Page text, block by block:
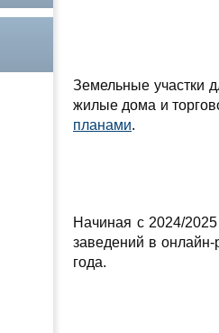
Земельные участки
жилые дома и
планами.
Начиная с 2024/
заведений в
года.